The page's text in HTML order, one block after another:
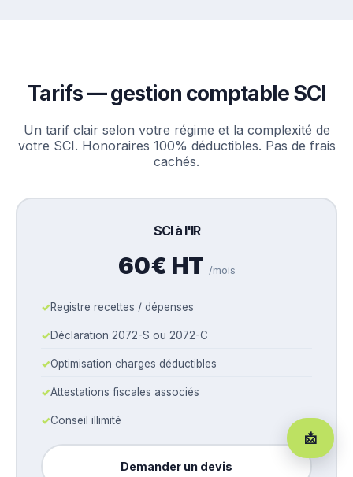
📩
Tarifs — gestion comptable SCI
Un tarif clair selon votre régime et la complexité de
votre SCI. Honoraires 100% déductibles. Pas de frais
cachés.
SCI à l'IR
60€ HT /mois
Registre recettes / dépenses
Déclaration 2072-S ou 2072-C
Optimisation charges déductibles
Attestations fiscales associés
Conseil illimité
Demander un devis